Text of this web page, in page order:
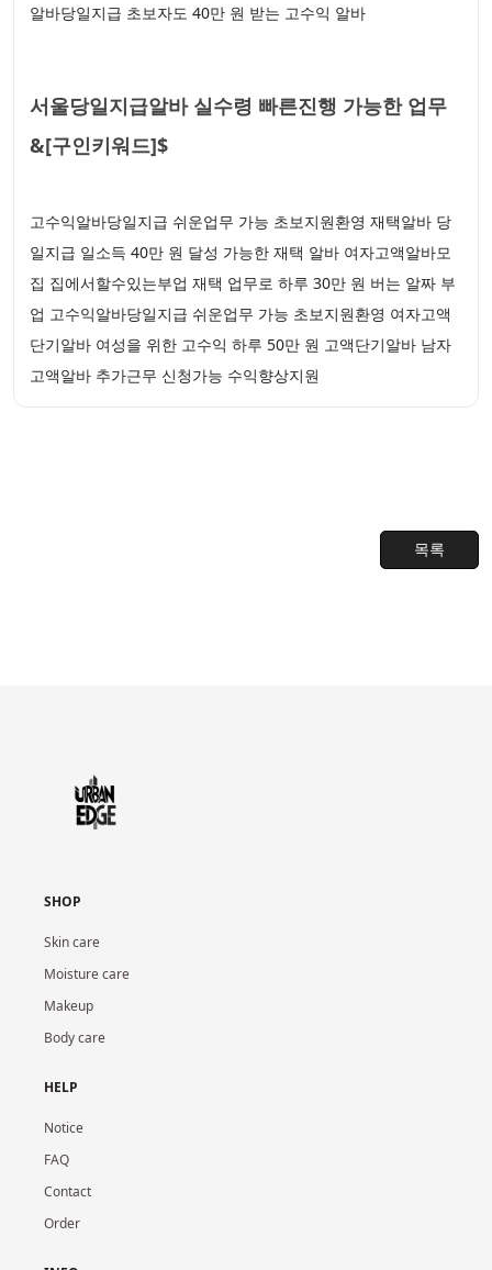
알바당일지급 초보자도 40만 원 받는 고수익 알바
서울당일지급알바 실수령 빠른진행 가능한 업무
&[구인키워드]$
고수익알바당일지급 쉬운업무 가능 초보지원환영 재택알바 당
일지급 일소득 40만 원 달성 가능한 재택 알바 여자고액알바모
집 집에서할수있는부업 재택 업무로 하루 30만 원 버는 알짜 부
업 고수익알바당일지급 쉬운업무 가능 초보지원환영 여자고액
단기알바 여성을 위한 고수익 하루 50만 원 고액단기알바 남자
고액알바 추가근무 신청가능 수익향상지원
목록
SHOP
Skin care
Moisture care
Makeup
Body care
HELP
Notice
FAQ
Contact
Order